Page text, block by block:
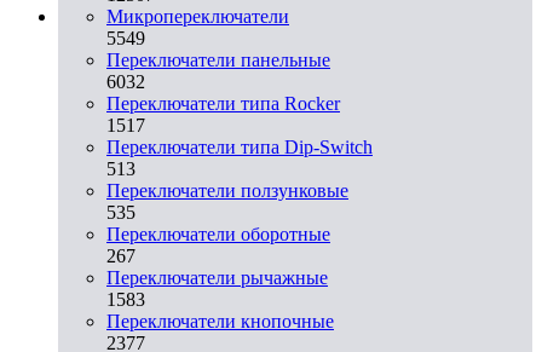
Микропереключатели
5549
Переключатели панельные
6032
Переключатели типа Rocker
1517
Переключатели типа Dip-Switch
513
Переключатели ползунковые
535
Переключатели оборотные
267
Переключатели рычажные
1583
Переключатели кнопочные
2377